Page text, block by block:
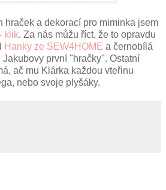
hraček a dekorací pro miminka jsem
klik. Za nás můžu říct, že to opravdu
Hanky ze SEW4HOME a černobílá
první "hračky". Ostatní
ač mu Klárka každou vteřinu
nebo svoje plyšáky.